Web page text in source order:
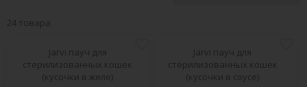
24 товара
Jarvi пауч для
стерилизованных кошек
(кусочки в желе)
Jarvi пауч для
стерилизованных кошек
(кусочки в соусе)